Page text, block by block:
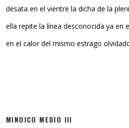
desata en el vientre la dicha de la
ella repite la línea desconocida ya en
en el calor del mismo estrago
MINOICO MEDIO III